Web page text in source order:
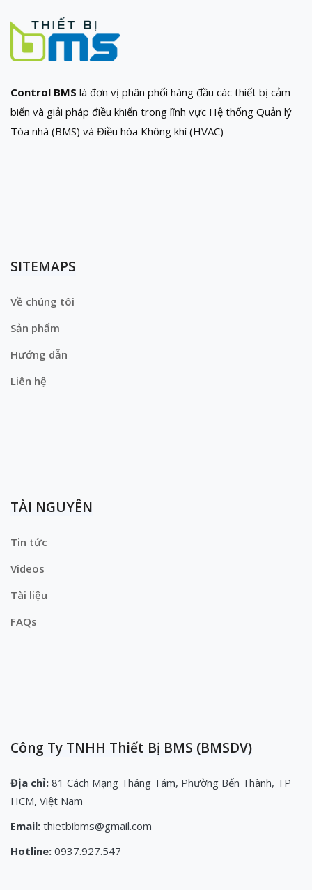
Control BMS là đơn vị phân phối hàng đầu các thiết bị cảm
biến và giải pháp điều khiển trong lĩnh vực Hệ thống Quản lý
Tòa nhà (BMS) và Điều hòa Không khí (HVAC)
SITEMAPS
Về chúng tôi
Sản phẩm
Hướng dẫn
Liên hệ
TÀI NGUYÊN
Tin tức
Videos
Tài liệu
FAQs
Công Ty TNHH Thiết Bị BMS (BMSDV)
Địa chỉ: 81 Cách Mạng Tháng Tám, Phường Bến Thành, TP
HCM, Việt Nam
Email: thietbibms@gmail.com
Hotline: 0937.927.547